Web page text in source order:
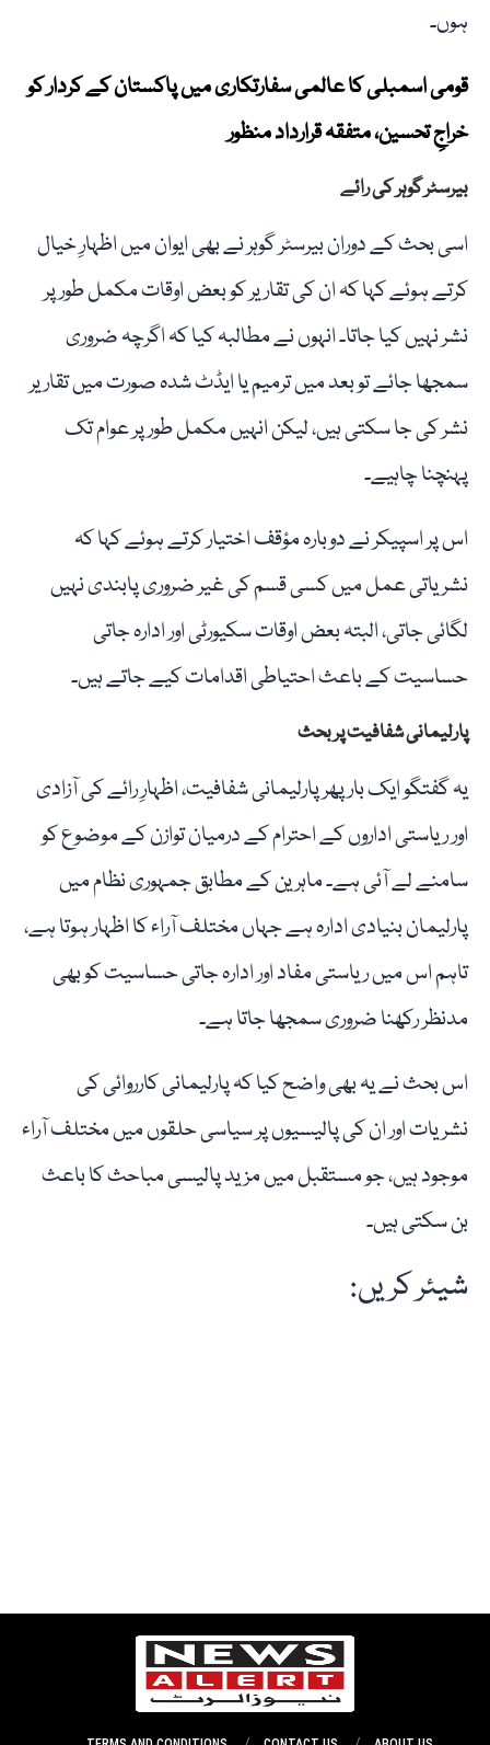
ہوں۔
قومی اسمبلی کا عالمی سفارتکاری میں پاکستان کے کردار کو
خراجِ تحسین، متفقہ قرارداد منظور
بیرسٹر گوہر کی رائے
اسی بحث کے دوران بیرسٹر گوہر نے بھی ایوان میں اظہارِ خیال
کرتے ہوئے کہا کہ ان کی تقاریر کو بعض اوقات مکمل طور پر
نشر نہیں کیا جاتا۔ انہوں نے مطالبہ کیا کہ اگرچہ ضروری
سمجھا جائے تو بعد میں ترمیم یا ایڈٹ شدہ صورت میں تقاریر
نشر کی جا سکتی ہیں، لیکن انہیں مکمل طور پر عوام تک
پہنچنا چاہیے۔
اس پر اسپیکر نے دوبارہ مؤقف اختیار کرتے ہوئے کہا کہ
نشریاتی عمل میں کسی قسم کی غیر ضروری پابندی نہیں
لگائی جاتی، البتہ بعض اوقات سکیورٹی اور ادارہ جاتی
حساسیت کے باعث احتیاطی اقدامات کیے جاتے ہیں۔
پارلیمانی شفافیت پر بحث
یہ گفتگو ایک بار پھر پارلیمانی شفافیت، اظہارِ رائے کی آزادی
اور ریاستی اداروں کے احترام کے درمیان توازن کے موضوع کو
سامنے لے آئی ہے۔ ماہرین کے مطابق جمہوری نظام میں
پارلیمان بنیادی ادارہ ہے جہاں مختلف آراء کا اظہار ہوتا ہے،
تاہم اس میں ریاستی مفاد اور ادارہ جاتی حساسیت کو بھی
مدنظر رکھنا ضروری سمجھا جاتا ہے۔
اس بحث نے یہ بھی واضح کیا کہ پارلیمانی کارروائی کی
نشریات اور ان کی پالیسیوں پر سیاسی حلقوں میں مختلف آراء
موجود ہیں، جو مستقبل میں مزید پالیسی مباحث کا باعث
بن سکتی ہیں۔
شیئر کریں: